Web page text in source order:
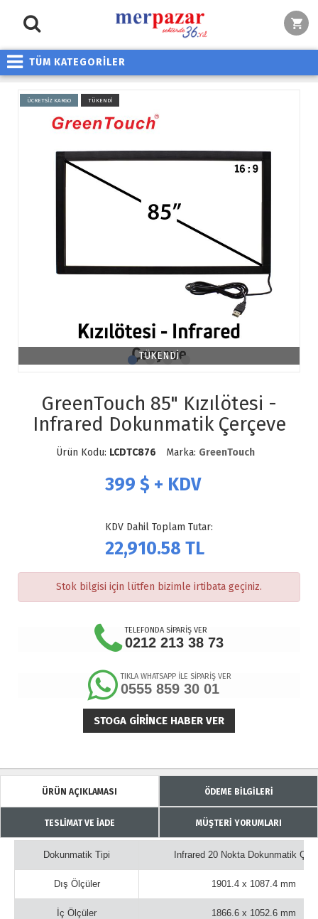
TÜM KATEGORİLER
ÜCRETSİZ KARGO TÜKENDİ
TÜKENDİ
GreenTouch 85" Kızılötesi -
Infrared Dokunmatik Çerçeve
Ürün Kodu: LCDTC876 Marka: GreenTouch
399 $ + KDV
KDV Dahil Toplam Tutar:
22,910.58 TL
Stok bilgisi için lütfen bizimle irtibata geçiniz.
TELEFONDA SİPARİŞ VER
0212 213 38 73
TIKLA WHATSAPP İLE SİPARİŞ VER
0555 859 30 01
STOGA GIRINCE HABER VER
ÜRÜN AÇIKLAMASI ÖDEME BİLGİLERİ
TESLİMAT VE İADE MÜŞTERİ YORUMLARI
Dokunmatik Tipi Infrared 20 Nokta Dokunmatik
Dış Ölçüler 1901.4 x 1087.4 mm
İç Ölçüler 1866.6 x 1052.6 mm